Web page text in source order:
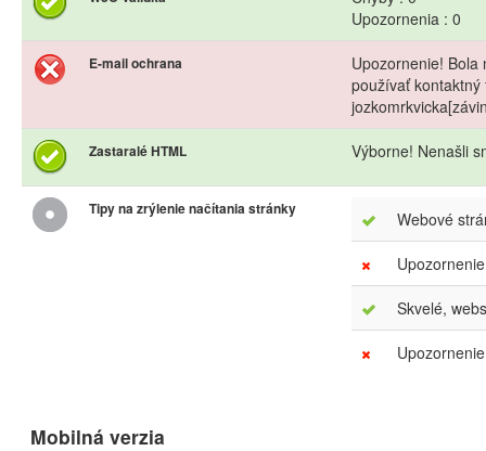
Upozornenia : 0
E-mail ochrana
Upozornenie!
používať
Zastaralé HTML Výborne! Nenašli
Tipy na zrýlenie načítania stránky Webové
Skvelé,
Mobilná verzia